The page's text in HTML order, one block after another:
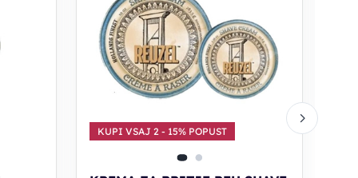
KUPI VSAJ 2 - 15% POPUST